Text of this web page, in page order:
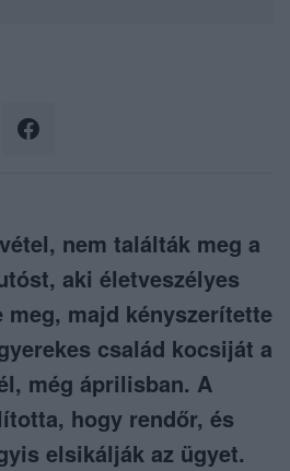
nem találták meg a
aki életveszélyes
meg, majd kényszerítette
család kocsiját a
még áprilisban. A
hogy rendőr, és
elsikálják az ügyet.